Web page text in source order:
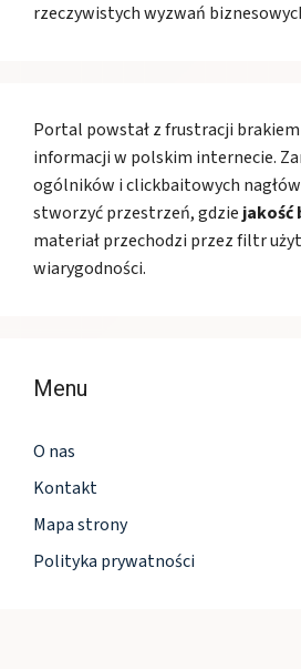
rzeczywistych wyzwań
Portal powstał z frustracji
informacji w polskim internecie.
ogólników i clickbaitowych
stworzyć przestrzeń, gdzie jakość
materiał przechodzi przez filtr
wiarygodności.
Menu
O nas
Kontakt
Mapa strony
Polityka prywatności